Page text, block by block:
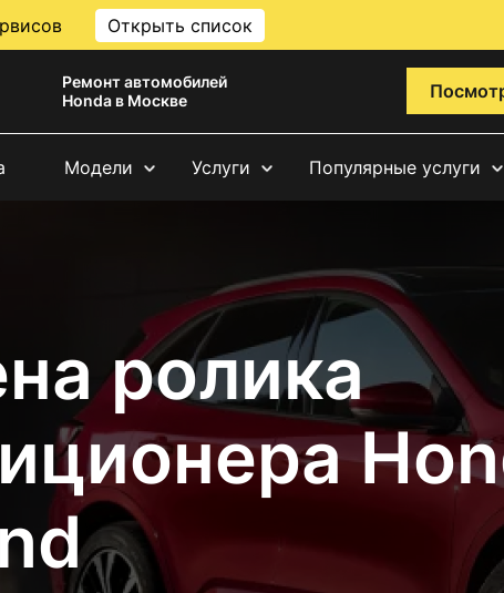
Открыть список
Ремонт автомобилей
Honda в Москве
Модели Услуги Популярные услуги
ролика